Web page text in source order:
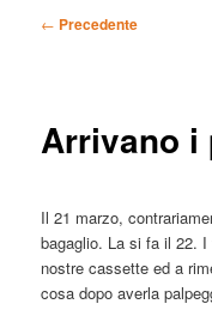
Navigazione
← Precedente
Arrivano i
Il 21 marzo,
bagaglio. La si fa il 22.
nostre cassette ed a
cosa dopo averla